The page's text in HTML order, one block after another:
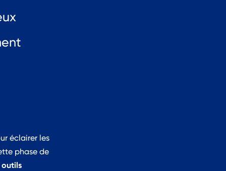
éclairer les
phase de
outils